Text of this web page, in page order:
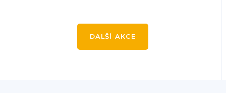
DALŠÍ AKCE